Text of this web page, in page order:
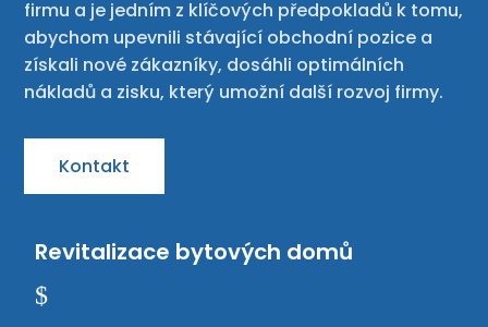
firmu a je jedním z klíčových předpokladů k tomu,
abychom upevnili stávající obchodní pozice a
získali nové zákazníky, dosáhli optimálních
nákladů a zisku, který umožní další rozvoj firmy.
Kontakt
Revitalizace bytových domů
$